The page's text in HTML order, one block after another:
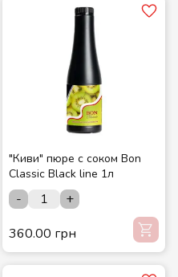
"Киви" пюре с соком Bon
Classic Black line 1л
-
+
360.00 грн